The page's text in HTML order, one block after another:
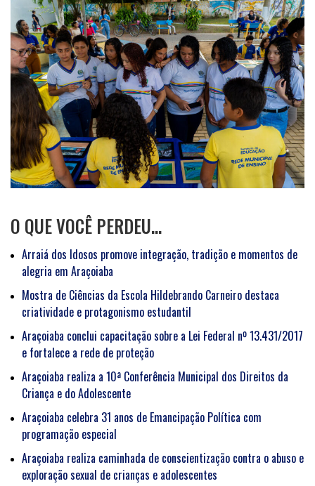
O QUE VOCÊ PERDEU…
Arraiá dos Idosos promove integração, tradição e momentos de
alegria em Araçoiaba
Mostra de Ciências da Escola Hildebrando Carneiro destaca
criatividade e protagonismo estudantil
Araçoiaba conclui capacitação sobre a Lei Federal nº 13.431/2017
e fortalece a rede de proteção
Araçoiaba realiza a 10ª Conferência Municipal dos Direitos da
Criança e do Adolescente
Araçoiaba celebra 31 anos de Emancipação Política com
programação especial
Araçoiaba realiza caminhada de conscientização contra o abuso e
exploração sexual de crianças e adolescentes